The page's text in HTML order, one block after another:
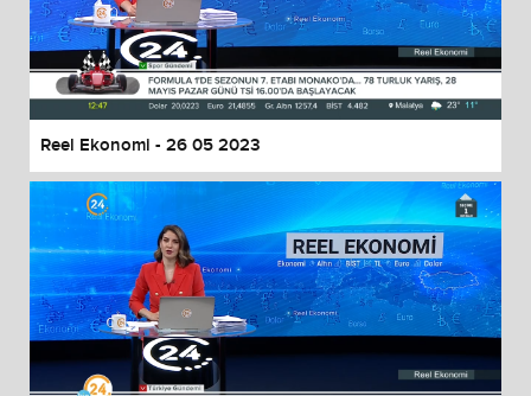
Reel Ekonomi - 26 05 2023